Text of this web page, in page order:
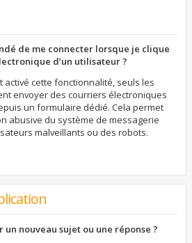
de me connecter lorsque je clique
d’un utilisateur ?
activé cette fonctionnalité, seuls les
envoyer des courriers électroniques
un formulaire dédié. Cela permet
abusive du système de messagerie
malveillants ou des robots.
nouveau sujet ou une réponse ?